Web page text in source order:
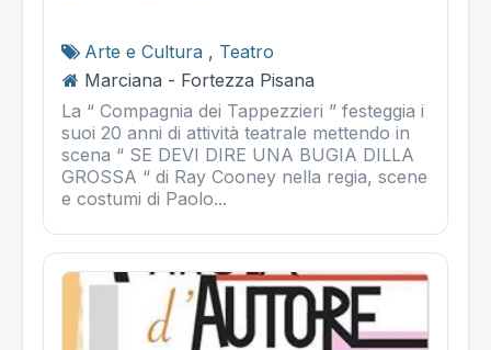
Arte e Cultura , Teatro
Marciana - Fortezza Pisana
La “ Compagnia dei Tappezzieri ” festeggia i
suoi 20 anni di attività teatrale mettendo in
scena “ SE DEVI DIRE UNA BUGIA DILLA
GROSSA “ di Ray Cooney nella regia, scene
e costumi di Paolo...